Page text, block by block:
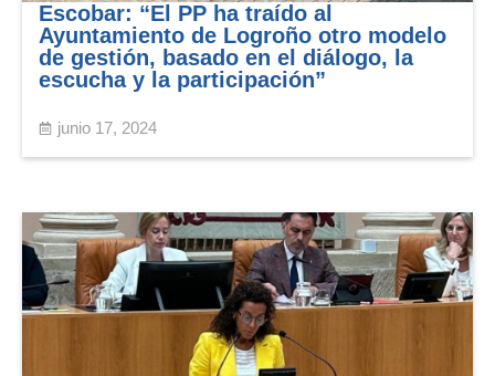
Escobar: “El PP ha traído al
Ayuntamiento de Logroño otro modelo
de gestión, basado en el diálogo, la
escucha y la participación”
junio 17, 2024